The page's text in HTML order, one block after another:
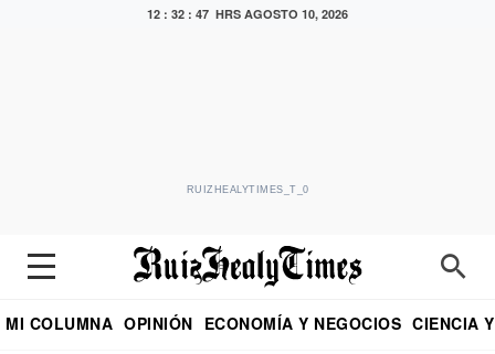
12 : 32 : 47 HRS AGOSTO 10, 2026
RUIZHEALYTIMES_T_0
MI COLUMNA OPINIÓN ECONOMÍA Y NEGOCIOS CIENCIA